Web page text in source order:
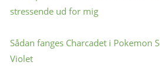
stressende ud for mig
Sådan fanges Charcadet i Pokemon
Violet